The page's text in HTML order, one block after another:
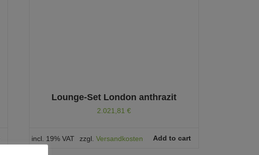
Lounge-Set London anthrazit
2.021,81 €
incl. 19% VAT zzgl. Versandkosten Add to cart